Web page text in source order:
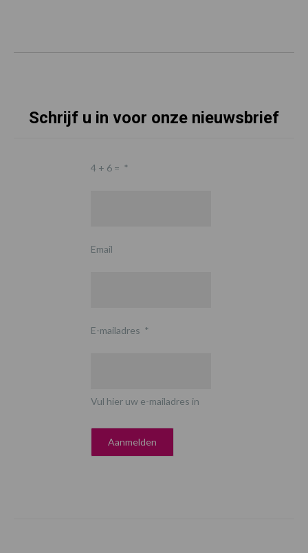
Schrijf u in voor onze nieuwsbrief
4 + 6 = *
Email
E-mailadres *
Vul hier uw e-mailadres in